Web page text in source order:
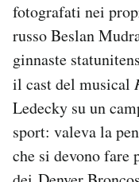
AREA PERSONALE
Area Personale
Newsletter
Notifiche mobile
Regala il Post
Hai bisogno di
Esci
fotografati nei
russo Beslan
ginnaste
il cast del musical
Ledecky su un
sport: valeva la
che si devono